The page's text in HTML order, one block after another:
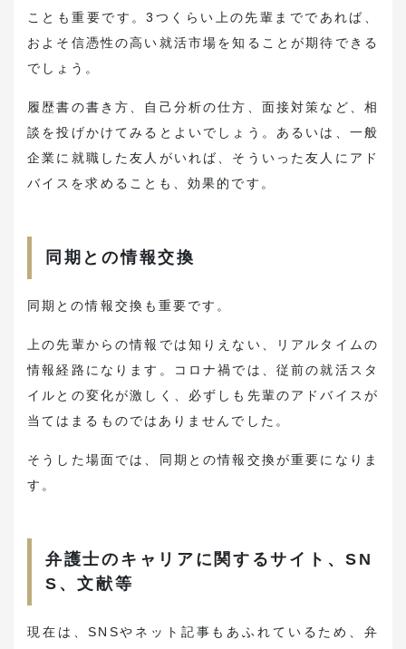
ことも重要です。3つくらい上の先輩までであれば、
およそ信憑性の高い就活市場を知ることが期待できる
でしょう。
履歴書の書き方、自己分析の仕方、面接対策など、相
談を投げかけてみるとよいでしょう。あるいは、一般
企業に就職した友人がいれば、そういった友人にアド
バイスを求めることも、効果的です。
同期との情報交換
同期との情報交換も重要です。
上の先輩からの情報では知りえない、リアルタイムの
情報経路になります。コロナ禍では、従前の就活スタ
イルとの変化が激しく、必ずしも先輩のアドバイスが
当てはまるものではありませんでした。
そうした場面では、同期との情報交換が重要になりま
す。
弁護士のキャリアに関するサイト、SN
S、文献等
現在は、SNSやネット記事もあふれているため、弁